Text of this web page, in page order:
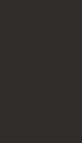
virksomheder
digital synlighed
specifikt til